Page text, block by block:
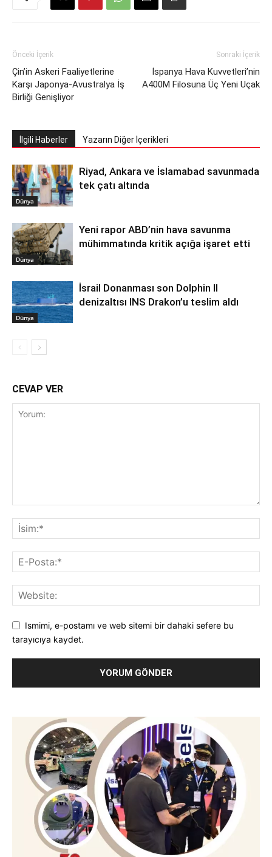
Önceki İçerik
Çin’in Askeri Faaliyetlerine
Karşı Japonya-Avustralya İş
Birliği Genişliyor
Sonraki İçerik
İspanya Hava Kuvvetleri’nin
A400M Filosuna Üç Yeni Uçak
İlgili Haberler Yazarın Diğer İçerikleri
Dünya
Riyad, Ankara ve İslamabad savunmada
tek çatı altında
Dünya
Yeni rapor ABD’nin hava savunma
mühimmatında kritik açığa işaret etti
Dünya
İsrail Donanması son Dolphin II
denizaltısı INS Drakon’u teslim aldı
CEVAP VER
Ismimi, e-postamı ve web sitemi bir dahaki sefere bu
tarayıcıya kaydet.